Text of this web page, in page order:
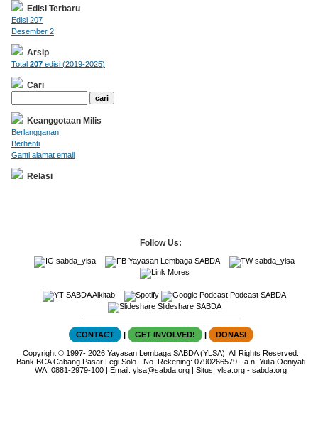
Edisi Terbaru
Edisi 207
Desember 2
Arsip
Total 207edisi (2019-2025)
Cari
Keanggotaan Milis
Berlangganan
Berhenti
Ganti alamat email
Relasi
Follow Us:
sabda_ylsa Yayasan Lembaga SABDA
sabda_ylsa
Mores
SABDA Alkitab
Podcast SABDA
Slideshare SABDA
CONTACT | GET INVOLVED! | DONASI
Copyright © 1997-2026Yayasan Lembaga SABDA (YLSA). All Rights Reserved.
Bank BCA Cabang Pasar Legi Solo - No. Rekening: 0790266579 - a.n. Yulia Oeniyati
WA:0881-2979-100 | Email:ylsa@sabda.org | Situs:ylsa.org -sabda.org